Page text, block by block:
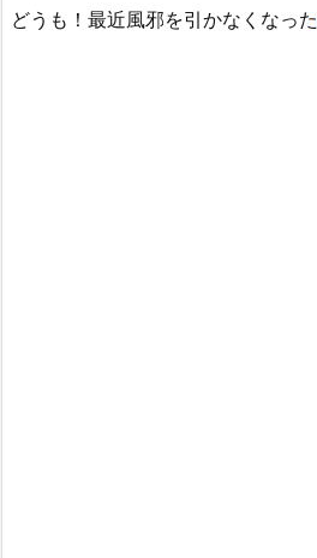
どうも！最近風邪を引かなくなった